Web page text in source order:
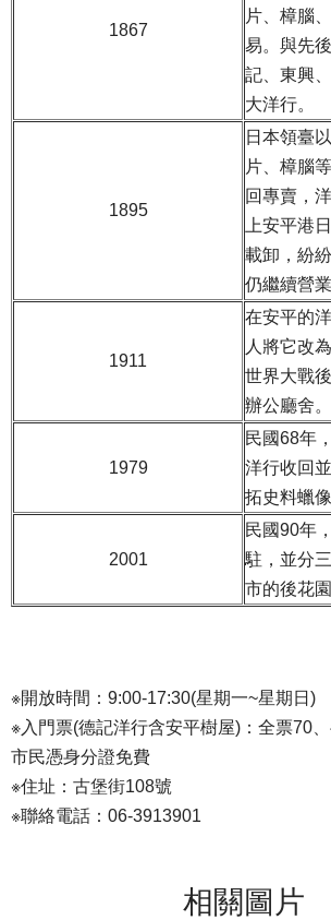
1867
片、樟腦
易。與先
記、東興
大洋行。
1895
日本領臺
片、樟腦
回專賣，
上安平港
載卸，紛
仍繼續營業
1911
在安平的
人將它改
世界大戰
辦公廳舍。
1979
民國68年
洋行收回
拓史料蠟像
2001
民國90年
駐，並分
市的後花園
※開放時間：9:00-17:30(星期一~星期日)
※入門票(德記洋行含安平樹屋)：全票70
市民憑身分證免費
※住址：古堡街108號
※聯絡電話：06-3913901
相關圖片